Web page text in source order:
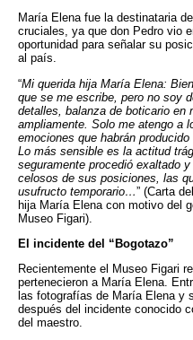
María Elena fue la destinataria
cruciales, ya que don Pedro vio
oportunidad para señalar su
al país.
“Mi querida hija María Elena:
que se me escribe, pero no soy
detalles, balanza de boticario en
ampliamente. Solo me atengo a
emociones que habrán
Lo más sensible es la actitud
seguramente procedió exaltado
celosos de sus posiciones, las
usufructo temporario…” (Carta
hija María Elena con motivo del
Museo Figari).
El incidente del “Bogotazo”
Recientemente el Museo Figari
pertenecieron a María Elena.
las fotografías de María Elena y
después del incidente conocido
del maestro.